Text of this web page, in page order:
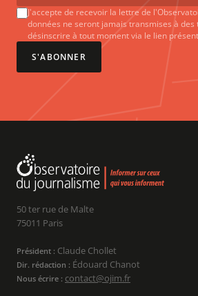
J'accepte de recevoir la lettre de
données ne seront jamais transmises à des
désinscrire à tout moment via le lien
S'ABONNER
50 ter rue de Malte
75011 Paris
Président : Claude Chollet
Dir. rédaction : Édouard Chanot
Nous écrire : contact@ojim.fr